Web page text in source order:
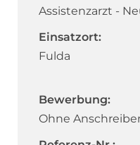
Assistenzarzt -
Einsatzort:
Fulda
Bewerbung:
Ohne